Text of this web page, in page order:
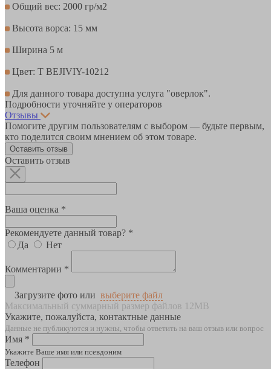
Общий вес: 2000 гр/м2
Высота ворса: 15 мм
Ширина 5 м
Цвет: T BEJIVIY-10212
Для данного товара доступна услуга "оверлок".
Подробности уточняйте у операторов
Отзывы
Помогите другим пользователям с выбором — будьте первым,
кто поделится своим мнением об этом товаре.
Оставить отзыв
Оставить отзыв
Ваша оценка *
Рекомендуете данный товар? *
Да
Нет
Комментарии *
Загрузите фото или выберите файл
Максимальный суммарный размер файлов 12MB
Укажите, пожалуйста, контактные данные
Данные не публикуются и нужны, чтобы ответить на ваш отзыв или вопрос
Имя *
Укажите Ваше имя или псевдоним
Телефон